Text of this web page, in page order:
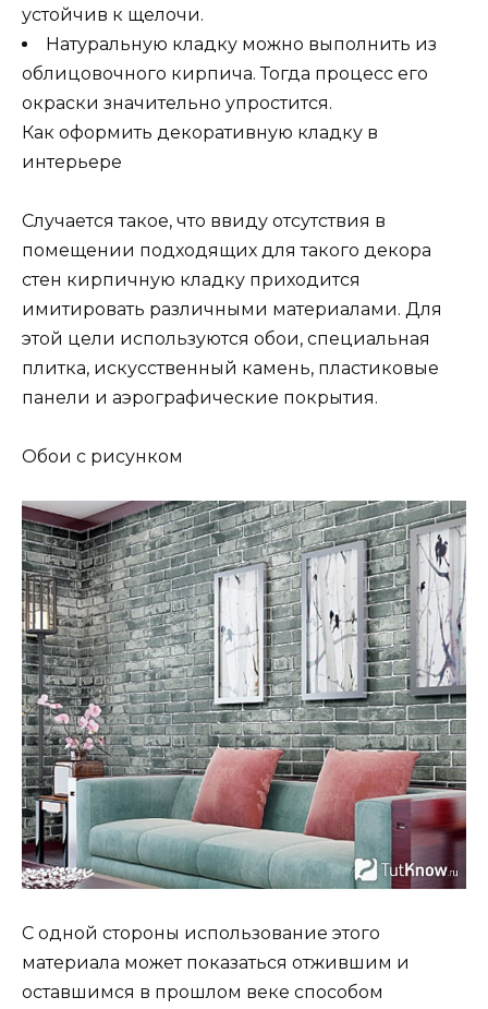
устойчив к щелочи.
Натуральную кладку можно выполнить из
облицовочного кирпича. Тогда процесс его
окраски значительно упростится.
Как оформить декоративную кладку в
интерьере
Случается такое, что ввиду отсутствия в
помещении подходящих для такого декора
стен кирпичную кладку приходится
имитировать различными материалами. Для
этой цели используются обои, специальная
плитка, искусственный камень, пластиковые
панели и аэрографические покрытия.
Обои с рисунком
С одной стороны использование этого
материала может показаться отжившим и
оставшимся в прошлом веке способом